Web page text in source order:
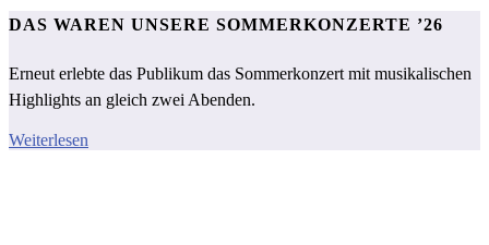
DAS WAREN UNSERE SOMMERKONZERTE ’26
Erneut erlebte das Publikum das Sommerkonzert mit musikalischen
Highlights an gleich zwei Abenden.
Weiterlesen